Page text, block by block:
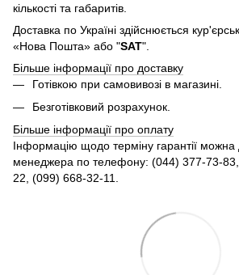
кількості та габаритів.
Доставка по Україні здійснюється
«Нова Пошта» або "SAT".
Більше інформації про доставку
Готівкою при самовивозі в магазині.
Безготівковий розрахунок.
Більше інформації про оплату
Інформацію щодо терміну гарантії можна
менеджера по телефону: (044) 377-73-
22, (099) 668-32-11.